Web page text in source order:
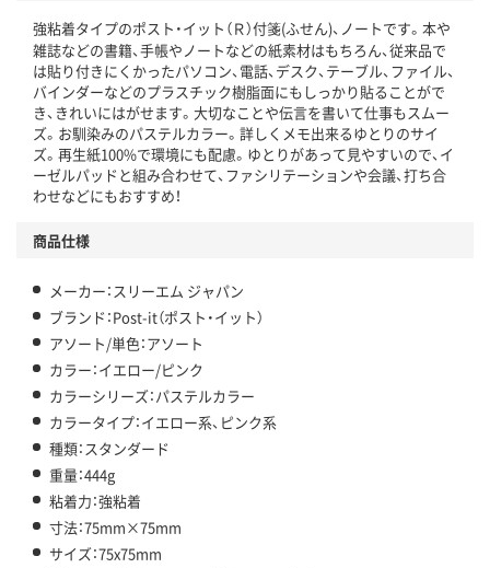
強粘着タイプのポスト・イット（Ｒ）付箋(ふせん)、ノートです。本や
雑誌などの書籍、手帳やノートなどの紙素材はもちろん、従来品で
は貼り付きにくかったパソコン、電話、デスク、テーブル、ファイル、
バインダーなどのプラスチック樹脂面にもしっかり貼ることがで
き、きれいにはがせます。大切なことや伝言を書いて仕事もスムー
ズ。お馴染みのパステルカラー。詳しくメモ出来るゆとりのサイ
ズ。再生紙100%で環境にも配慮。ゆとりがあって見やすいので、イ
ーゼルパッドと組み合わせて、ファシリテーションや会議、打ち合
わせなどにもおすすめ！
商品仕様
メーカー：スリーエム ジャパン
ブランド：Post-it（ポスト・イット）
アソート/単色：アソート
カラー：イエロー/ピンク
カラーシリーズ：パステルカラー
カラータイプ：イエロー系、ピンク系
種類：スタンダード
重量：444g
粘着力：強粘着
寸法：75mm×75mm
サイズ：75x75mm